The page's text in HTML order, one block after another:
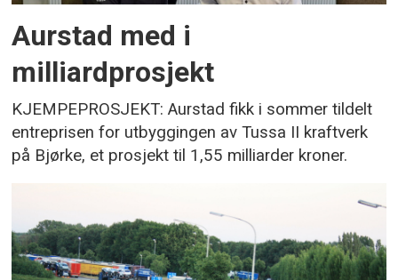
Aurstad med i
milliardprosjekt
KJEMPEPROSJEKT: Aurstad fikk i sommer tildelt
entreprisen for utbyggingen av Tussa II kraftverk
på Bjørke, et prosjekt til 1,55 milliarder kroner.